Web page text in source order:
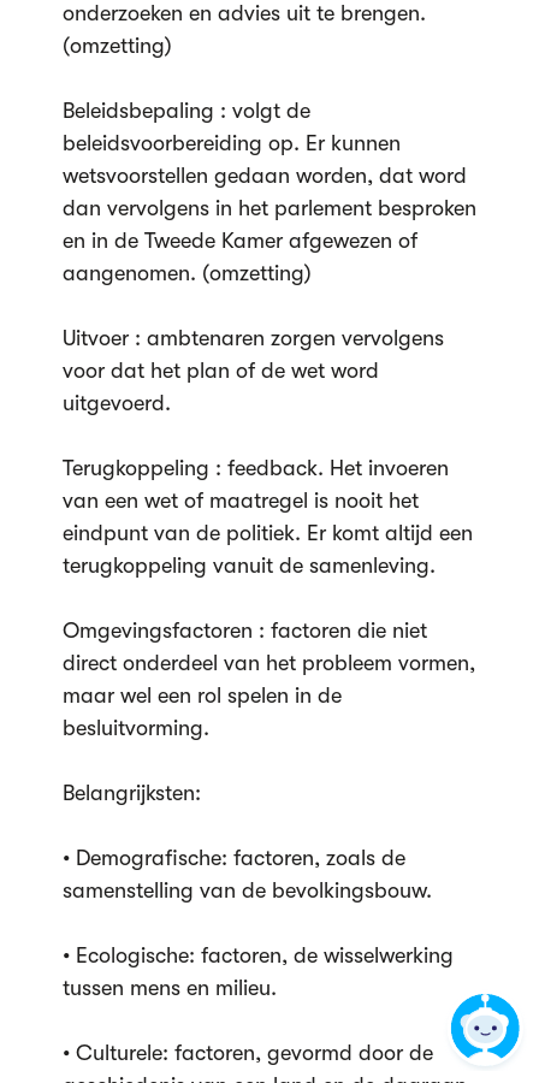
onderzoeken en advies uit te brengen.
(omzetting)
Beleidsbepaling : volgt de
beleidsvoorbereiding op. Er kunnen
wetsvoorstellen gedaan worden, dat word
dan vervolgens in het parlement besproken
en in de Tweede Kamer afgewezen of
aangenomen. (omzetting)
Uitvoer : ambtenaren zorgen vervolgens
voor dat het plan of de wet word
uitgevoerd.
Terugkoppeling : feedback. Het invoeren
van een wet of maatregel is nooit het
eindpunt van de politiek. Er komt altijd een
terugkoppeling vanuit de samenleving.
Omgevingsfactoren : factoren die niet
direct onderdeel van het probleem vormen,
maar wel een rol spelen in de
besluitvorming.
Belangrijksten:
• Demografische: factoren, zoals de
samenstelling van de bevolkingsbouw.
• Ecologische: factoren, de wisselwerking
tussen mens en milieu.
• Culturele: factoren, gevormd door de